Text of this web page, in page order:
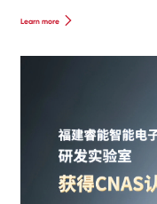
Learn more